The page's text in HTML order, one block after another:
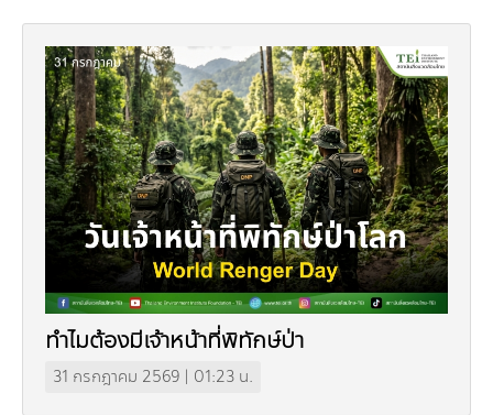
คณะกรรมการมูลนิธิ
คณะกรรมการบริหารสถาบัน
คณะผู้บริหาร
เจ้าหน้าที่
วิถีเรา
สโลแกน
รายงานประจำปี | รายงานงบการเงิน
สำนักงานสีเขียว
อุตสาหกรรมยั่งยืน
มลพิษอุตสาหกรรม
สิ่งแวดล้อมเมืองและชุมชน
ชุมชนและเมืองน่าอยู่
ขยะชุมชน-ขยะอาหาร
ขยะพลาสติก
ฝุ่น PM2.5
การผลิตและการบริโภคยั่งยืน
ฉลากเขียว
ฉลากสิ่งแวดล้อม
บริการที่เป็นมิตรกับสิ่งแวดล้อม
ที่ปรึกษาคาร์บอนฟุตพริ้นท์
จัดซื้อจัดจ้างที่เป็นมิตรกับสิ่งแวดล้อม
ทรัพยากรธรรมชาติ
ทรัพยากรทางบก
ทรัพยากรทางทะเลและชายฝั่ง
ความหลากหลายทางชีวภาพ
การเปลี่ยนแปลงสภาพภูมิอากาศ
การลดก๊าซเรือนกระจก
การปรับตัว
การพัฒนาบุคลากรด้านสิ่งแวดล้อม
งานฝึกอบรม
สิ่งแวดล้อมศึกษา
นโยบาย แผน เครือข่ายสิ่งแวดล้อม
นโยบายและแผนสิ่งแวดล้อม
TBCSD
บทความ
อินโฟกราฟิก | โปสเตอร์
คลิปวิดีโอ
เอกสารเผยแพร่
สิ่งพิมพ์จำหน่าย
กิจกรรมข่าวสาร
กิจกรรมของเรา
ข่าวสิ่งแวดล้อม
ร่วมงานกับเรา
งาน
ฝึกงาน
ติดต่อเรา
ทำไมต้องมีเจ้าหน้าที่พิทักษ์ป่า
31 กรกฎาคม 2569 | 01:23 น.